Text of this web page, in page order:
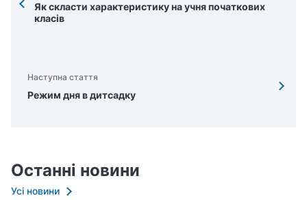
Як скласти характеристику на учня початкових
класів
Наступна стаття
Режим дня в дитсадку
Останні новини
Усі новини